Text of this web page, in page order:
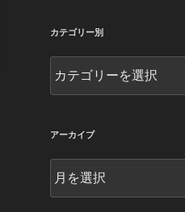
カテゴリー別
テ
ー
アーカイブ
ー